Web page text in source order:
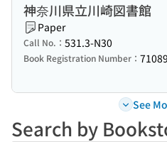
神奈川県立川崎図書館
Paper
Call No.： 531.3-N30
Book Registration Number：
See
Search by